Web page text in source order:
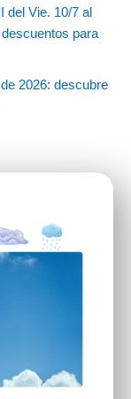
del Vie. 10/7 al
para
2026: descubre